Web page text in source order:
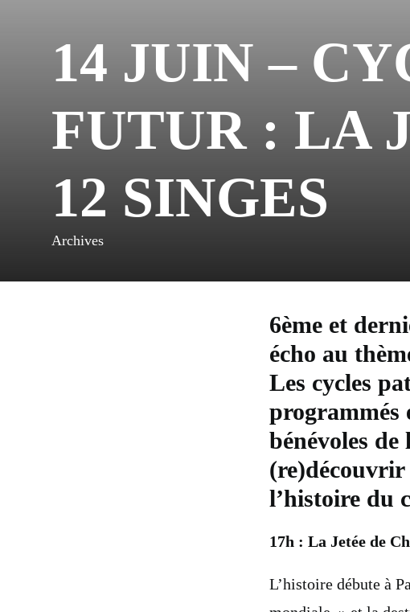
14 JUIN –
FUTUR : LA
12 SINGES
Archives
6ème et
écho au
Les cycles
programmés
bénévoles
l’histoire du
17h : La Jetée de
L’histoire débute à